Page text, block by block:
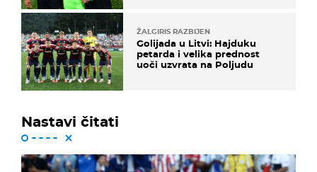
ŽALGIRIS RAZBIJEN
Golijada u Litvi: Hajduku
petarda i velika prednost
uoči uzvrata na Poljudu
Nastavi čitati